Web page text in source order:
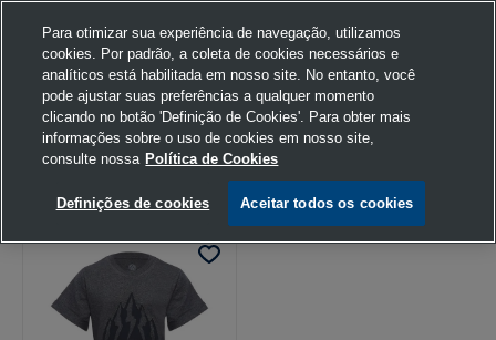
Home Volkswagen Vestuário Volkswagen
6 anos
Preto Mescla
Para otimizar sua experiência de navegação, utilizamos
cookies. Por padrão, a coleta de cookies necessários e
analíticos está habilitada em nosso site. No entanto, você
pode ajustar suas preferências a qualquer momento
clicando no botão 'Definição de Cookies'. Para obter mais
informações sobre o uso de cookies em nosso site,
consulte nossa Política de Cookies
Definições de cookies Aceitar todos os cookies